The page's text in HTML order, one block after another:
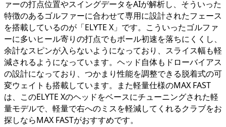
ァーの打点位置やスイングデータをAIが解析し、そういった
特徴のあるゴルファーに合わせて専用に設計されたフェース
を搭載しているのが「ELYTE X」です。こういったゴルファ
ーに多いヒール寄りの打点でもボール初速を落ちにくくし、
余計なスピンが入らないようになっており、スライス幅も軽
減されるようになっています。ヘッド自体もドローバイアス
の設計になっており、つかまり性能を調整できる脱着式の可
変ウェイトも搭載しています。また軽量仕様のMAX FAST
は、このELYTE Xのヘッドをベースにチューニングされた軽
量モデルで、軽量で右へのミスを軽減してくれるクラブをお
探しならMAX FASTがおすすめです。